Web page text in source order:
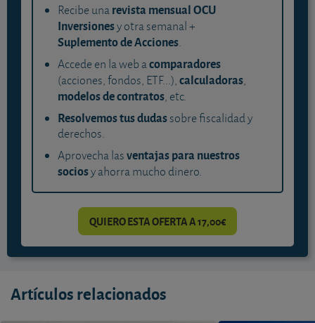
Recibe unarevista mensual OCU
Inversionesy otra semanal +
Suplemento de Acciones.
Accede en la web acomparadores
(acciones, fondos, ETF...),calculadoras,
modelos de contratos, etc.
Resolvemos tus dudassobre fiscalidad y
derechos.
Aprovecha lasventajas para nuestros
sociosy ahorra mucho dinero.
QUIERO ESTA OFERTA A 17,00€
Artículos relacionados